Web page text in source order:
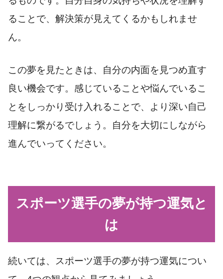
ることで、解決策が見えてくるかもしれませ
ん。
この夢を見たときは、自分の内面を見つめ直す
良い機会です。感じていることや悩んでいるこ
とをしっかり受け入れることで、より深い自己
理解に繋がるでしょう。自分を大切にしながら
進んでいってください。
スポーツ選手の夢が持つ運気と
は
続いては、スポーツ選手の夢が持つ運気につい